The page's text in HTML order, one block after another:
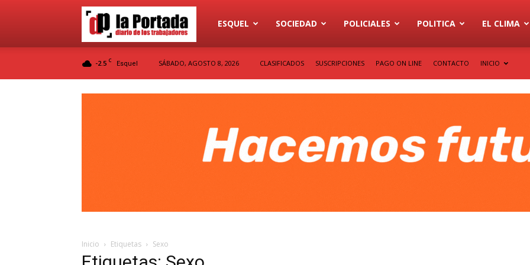
Diario
ESQUEL SOCIEDAD POLICIALES POLITICA EL CLIMA
-2.5 C Esquel SÁBADO, AGOSTO 8, 2026 CLASIFICADOS SUSCRIPCIONES PAGO ON LINE CONTACTO INICIO
Inicio Etiquetas Sexo